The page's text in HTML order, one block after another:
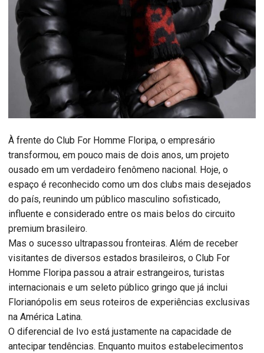
À frente do Club For Homme Floripa, o empresário
transformou, em pouco mais de dois anos, um projeto
ousado em um verdadeiro fenômeno nacional. Hoje, o
espaço é reconhecido como um dos clubs mais desejados
do país, reunindo um público masculino sofisticado,
influente e considerado entre os mais belos do circuito
premium brasileiro.
Mas o sucesso ultrapassou fronteiras. Além de receber
visitantes de diversos estados brasileiros, o Club For
Homme Floripa passou a atrair estrangeiros, turistas
internacionais e um seleto público gringo que já inclui
Florianópolis em seus roteiros de experiências exclusivas
na América Latina.
O diferencial de Ivo está justamente na capacidade de
antecipar tendências. Enquanto muitos estabelecimentos